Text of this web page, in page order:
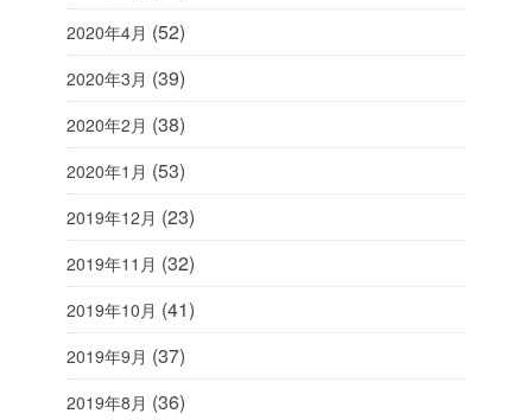
2020年4月 (52)
2020年3月 (39)
2020年2月 (38)
2020年1月 (53)
2019年12月 (23)
2019年11月 (32)
2019年10月 (41)
2019年9月 (37)
2019年8月 (36)